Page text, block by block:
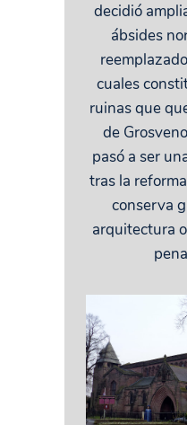
decidió
ábsides
cuales
ruinas que
de
pasó a ser
tras la
conserva
arquitectura